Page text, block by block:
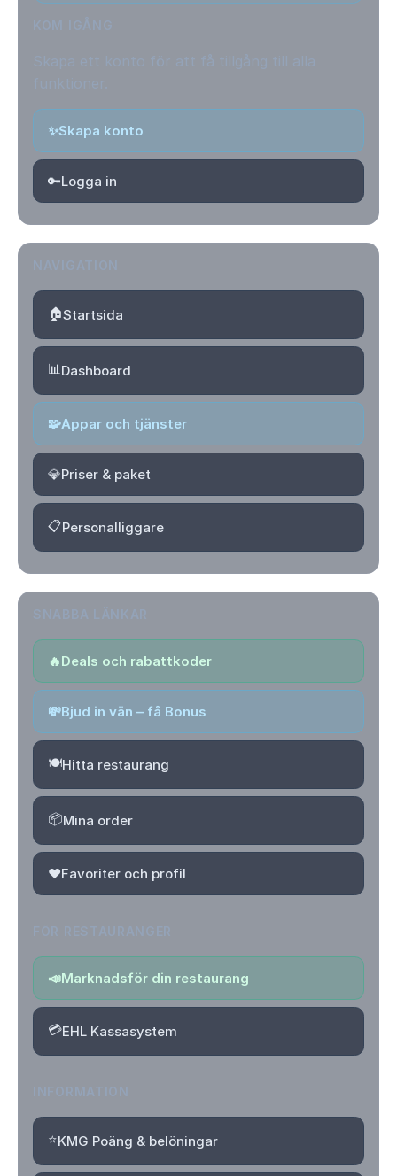
✨Skapa konto
🔑Logga in
🏠Startsida
📊Dashboard
🧩Appar och tjänster
💎Priser & paket
📋Personalliggare
🔥Deals och rabattkoder
💸Bjud in vän – få Bonus
🍽️Hitta restaurang
📦Mina order
❤️Favoriter och profil
📣Marknadsför din restaurang
💳EHL Kassasystem
⭐KMG Poäng & belöningar